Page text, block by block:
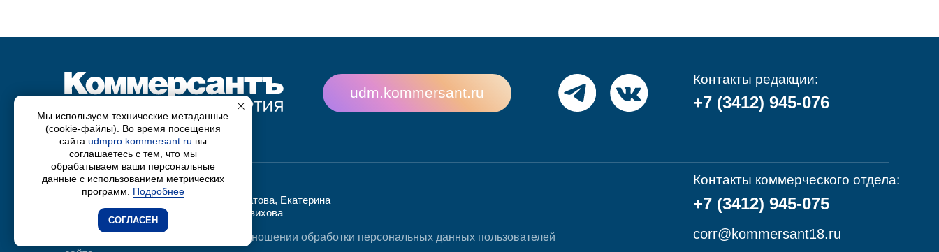
corr@kommersant18.ru
+7 (3412) 945-075
Политика конфиденциальности и отношении обработки персональных данных пользователей
udm.kommersant.ru
Контакты коммерческого отдела:
Над проектом работали:
Михаил Красильников, Светлана Филатова, Екатерина
Тойкина, Сергей Березин, Гульнара Вазихова
+7 (3412) 945-076
Контакты редакции:
Партнерский проект
Мы используем технические метаданные
(cookie-файлы). Во время посещения
сайта udmpro.kommersant.ru вы
соглашаетесь с тем, что мы
обрабатываем ваши персональные
данные с использованием метрических
программ. Подробнее
СОГЛАСЕН